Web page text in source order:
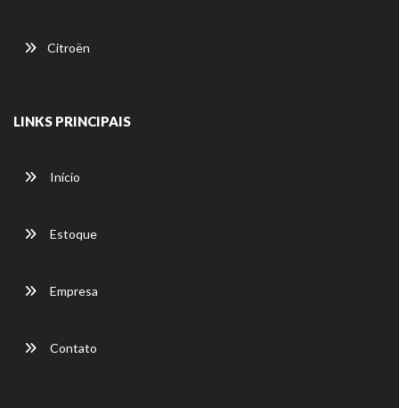
Citroën
LINKS PRINCIPAIS
Início
Estoque
Empresa
Contato